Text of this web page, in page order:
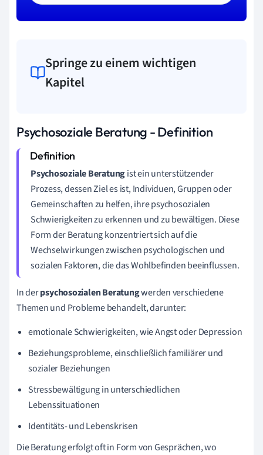
Springe zu einem wichtigen
Kapitel
Psychosoziale Beratung - Definition
Psychosoziale Beratungist ein unterstützender
Prozess, dessen Ziel es ist, Individuen, Gruppen oder
Gemeinschaften zu helfen, ihre psychosozialen
Schwierigkeiten zu erkennen und zu bewältigen. Diese
Form der Beratung konzentriert sich auf die
Wechselwirkungen zwischen psychologischen und
sozialen Faktoren, die das Wohlbefinden beeinflussen.
In derpsychosozialen Beratungwerden verschiedene
Themen und Probleme behandelt, darunter:
emotionale Schwierigkeiten, wie Angst oder Depression
Beziehungsprobleme, einschließlich familiärer und
sozialer Beziehungen
Stressbewältigung in unterschiedlichen
Lebenssituationen
Identitäts- und Lebenskrisen
Die Beratung erfolgt oft in Form von Gesprächen, wo